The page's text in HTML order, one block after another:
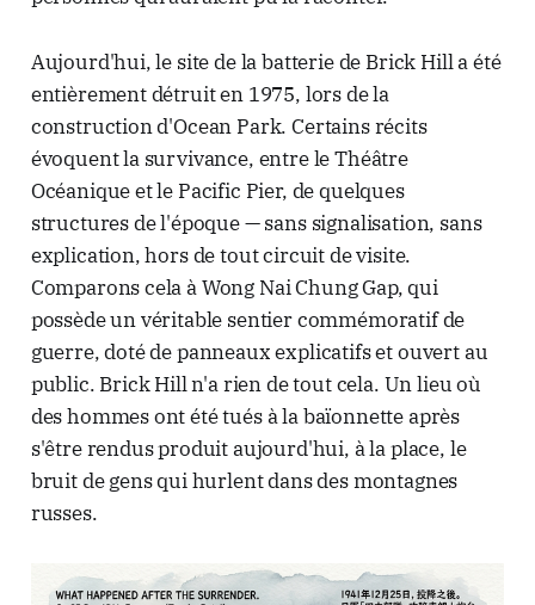
Aujourd'hui, le site de la batterie de Brick Hill a été
entièrement détruit en 1975, lors de la
construction d'Ocean Park. Certains récits
évoquent la survivance, entre le Théâtre
Océanique et le Pacific Pier, de quelques
structures de l'époque — sans signalisation, sans
explication, hors de tout circuit de visite.
Comparons cela à Wong Nai Chung Gap, qui
possède un véritable sentier commémoratif de
guerre, doté de panneaux explicatifs et ouvert au
public. Brick Hill n'a rien de tout cela. Un lieu où
des hommes ont été tués à la baïonnette après
s'être rendus produit aujourd'hui, à la place, le
bruit de gens qui hurlent dans des montagnes
russes.